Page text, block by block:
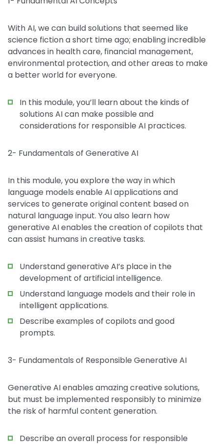
With AI, we can build solutions that seemed like
science fiction a short time ago; enabling incredible
advances in health care, financial management,
environmental protection, and other areas to make
a better world for everyone.
In this module, you’ll learn about the kinds of
solutions AI can make possible and
considerations for responsible AI practices.
2- Fundamentals of Generative AI
In this module, you explore the way in which
language models enable AI applications and
services to generate original content based on
natural language input. You also learn how
generative AI enables the creation of copilots that
can assist humans in creative tasks.
Understand generative AI’s place in the
development of artificial intelligence.
Understand language models and their role in
intelligent applications.
Describe examples of copilots and good
prompts.
3- Fundamentals of Responsible Generative AI
Generative AI enables amazing creative solutions,
but must be implemented responsibly to minimize
the risk of harmful content generation.
Describe an overall process for responsible